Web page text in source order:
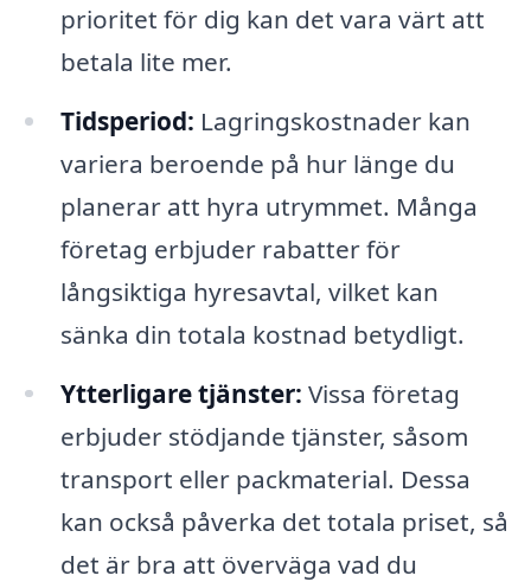
prioritet för dig kan det vara värt att
betala lite mer.
Tidsperiod: Lagringskostnader kan
variera beroende på hur länge du
planerar att hyra utrymmet. Många
företag erbjuder rabatter för
långsiktiga hyresavtal, vilket kan
sänka din totala kostnad betydligt.
Ytterligare tjänster: Vissa företag
erbjuder stödjande tjänster, såsom
transport eller packmaterial. Dessa
kan också påverka det totala priset, så
det är bra att överväga vad du